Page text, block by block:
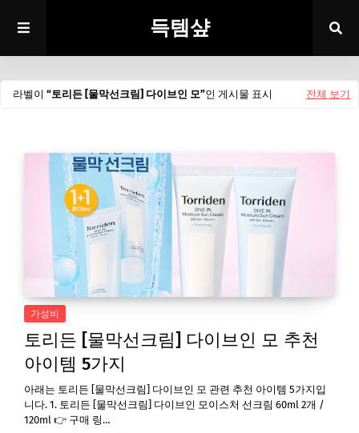
득템샾
라벨이 토리든 [물막선크림] 다이브인 모 인 게시물 표시 전체 보기
가성비
토리든 [물막선크림] 다이브인 모 추천
아이템 5가지
아래는 토리든 [물막선크림] 다이브인 모 관련 추천 아이템 5가지입
니다. 1. 토리든 [물막선크림] 다이브인 모이스처 선크림 60ml 2개 /
120ml 👉 구매 링…